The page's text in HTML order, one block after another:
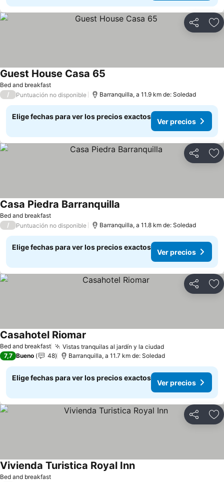
Compartir
Bed and breakfast
Guest House Casa 65
/ Puntuación no disponible Barranquilla, a 11.9 km de: Soledad
Elige fechas para ver los precios exactos
Ver precios
Compartir
Bed and breakfast
Casa Piedra Barranquilla
/ Puntuación no disponible Barranquilla, a 11.8 km de: Soledad
Elige fechas para ver los precios exactos
Ver precios
Compartir
Bed and breakfast Vistas tranquilas al jardín y la ciudadVer precios
Casahotel Riomar
7,7 Bueno 48 Barranquilla, a 11.7 km de: Soledad
Elige fechas para ver los precios exactos
Ver precios
Compartir
Bed and breakfast
Vivienda Turistica Royal InnVer precios